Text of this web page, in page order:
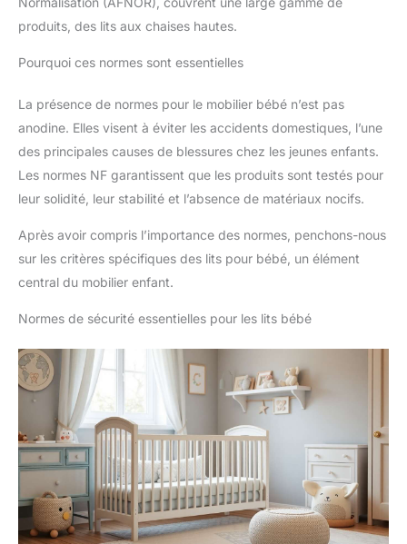
produits, des lits aux chaises hautes.
Pourquoi ces normes sont essentielles
La présence de normes pour le mobilier bébé n’est pas
anodine. Elles visent à éviter les accidents domestiques, l’une
des principales causes de blessures chez les jeunes enfants.
Les normes NF garantissent que les produits sont testés pour
leur solidité, leur stabilité et l’absence de matériaux nocifs.
Après avoir compris l’importance des normes, penchons-nous
sur les critères spécifiques des lits pour bébé, un élément
central du mobilier enfant.
Normes de sécurité essentielles pour les lits bébé